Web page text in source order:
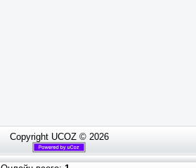
Copyright UCOZ © 2026